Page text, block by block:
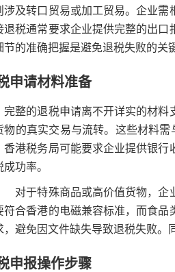
涉及转口贸易或加工贸易。企业需
退税通常要求企业提供完整的出
节的准确把握是避免退税失败的关
申请材料准备
的退税申请离不开详实的材料
物的真实交易与流转。这些材料
香港税务局可能要求企业提供银
成功率。
特殊商品或高价值货物，企业
符合香港的电磁兼容标准，而食
，避免因文件缺失导致退税失败。
申报操作步骤